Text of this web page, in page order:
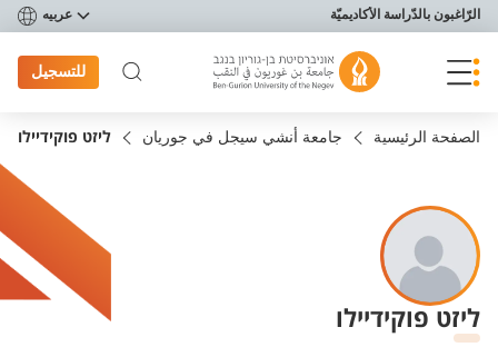
תפריט נגישות
الرّاغبون بالدّراسة الأكاديميّة عربيه
للتسجيل
الصفحة الرئيسية جامعة أنشي سيجل في جوريان ליזט פוקידיילו
ליזט פוקידיילו